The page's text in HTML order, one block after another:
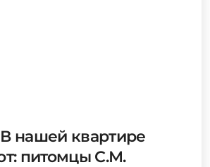
нашей квартире
питомцы С.М.